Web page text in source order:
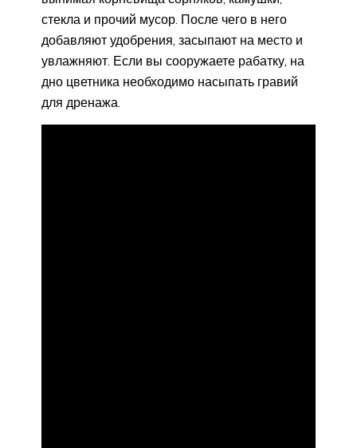
стекла и прочий мусор. После чего в него
добавляют удобрения, засыпают на место и
увлажняют. Если вы сооружаете рабатку, на
дно цветника необходимо насыпать гравий
для дренажа.